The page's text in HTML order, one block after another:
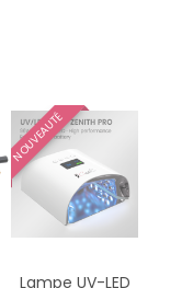
Lampe UV-LED
NOUVEAUTÉ